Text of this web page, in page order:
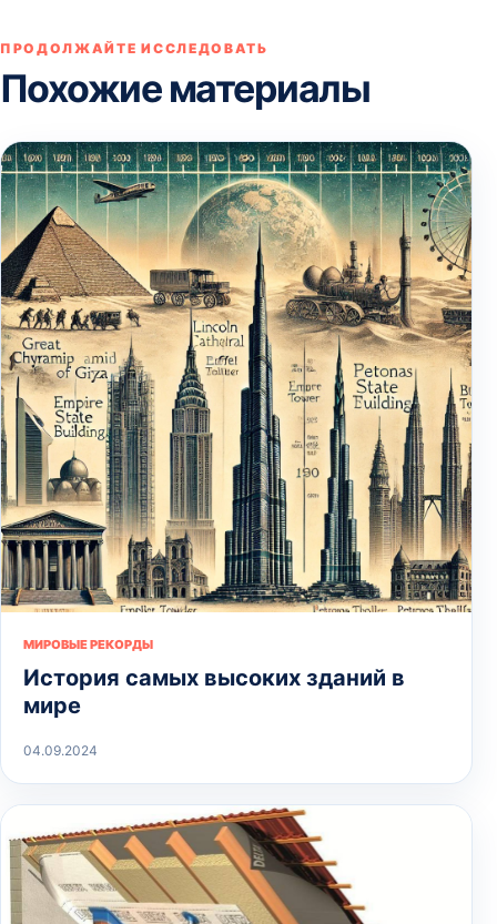
ПРОДОЛЖАЙТЕ ИССЛЕДОВАТЬ
Похожие материалы
МИРОВЫЕ РЕКОРДЫ
История самых высоких зданий в
мире
04.09.2024